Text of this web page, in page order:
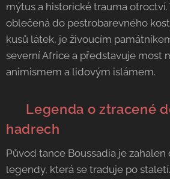
mýtus a historické trauma otroctví.
oblečená do pestrobarevného
kusů látek, je živoucím
severní Africe a představuje most
animismem a lidovým islámem.
Legenda o ztracené
hadrech
Původ tance Boussadia je
legendy, která se traduje po